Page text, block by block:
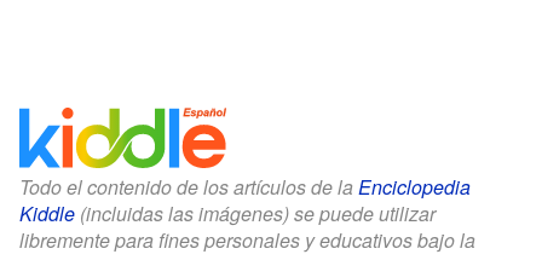
Todo el contenido de los artículos de la Enciclopedia
Kiddle (incluidas las imágenes) se puede utilizar
libremente para fines personales y educativos bajo la